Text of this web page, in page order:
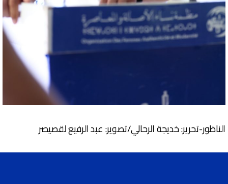
الناظور-تحرير: خديجة الرحالي/تصوير: عبد الرفيع لقصيصر